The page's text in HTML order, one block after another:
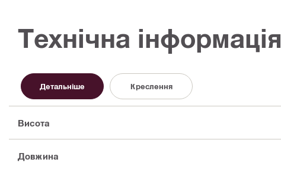
Технічна інформація
Детальніше Креслення
Висота
Довжина